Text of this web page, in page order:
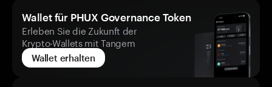
Wallet für PHUX Governance Token
Erleben Sie die Zukunft der
Krypto-Wallets mit Tangem
Wallet erhalten